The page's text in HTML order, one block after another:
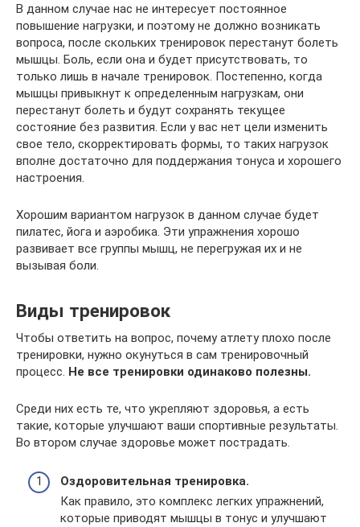
В данном случае нас не интересует постоянное
повышение нагрузки, и поэтому не должно возникать
вопроса, после скольких тренировок перестанут болеть
мышцы. Боль, если она и будет присутствовать, то
только лишь в начале тренировок. Постепенно, когда
мышцы привыкнут к определенным нагрузкам, они
перестанут болеть и будут сохранять текущее
состояние без развития. Если у вас нет цели изменить
свое тело, скорректировать формы, то таких нагрузок
вполне достаточно для поддержания тонуса и хорошего
настроения.
Хорошим вариантом нагрузок в данном случае будет
пилатес, йога и аэробика. Эти упражнения хорошо
развивает все группы мышц, не перегружая их и не
вызывая боли.
Виды тренировок
Чтобы ответить на вопрос, почему атлету плохо после
тренировки, нужно окунуться в сам тренировочный
процесс. Не все тренировки одинаково полезны.
Среди них есть те, что укрепляют здоровья, а есть
такие, которые улучшают ваши спортивные результаты.
Во втором случае здоровье может пострадать.
Оздоровительная тренировка.
Как правило, это комплекс легких упражнений,
которые приводят мышцы в тонус и улучшают